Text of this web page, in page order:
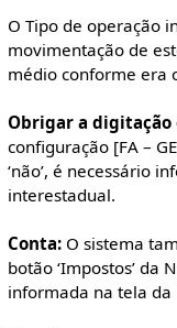
O Tipo de operação
movimentação de
médio conforme era
Obrigar a digitação
configuração [FA –
‘não’, é necessário
interestadual.
Conta:O sistema
botão ‘Impostos’ da
informada na tela da